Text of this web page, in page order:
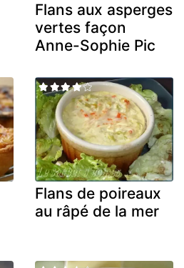
Flans aux asperges
vertes façon
Anne-Sophie Pic
Flans de poireaux
au râpé de la mer